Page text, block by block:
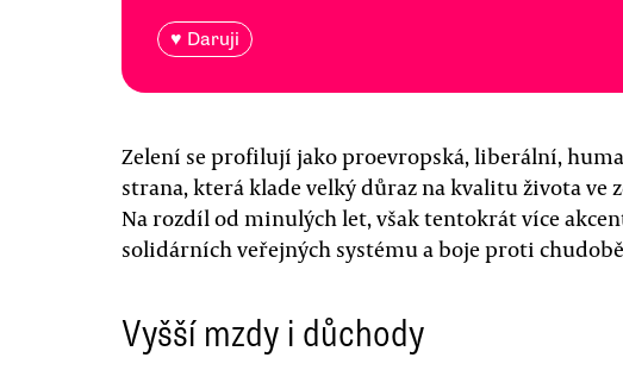
♥ Daruji
Zelení se profilují jako proevropská, liberální,
strana, která klade velký důraz na kvalitu života
Na rozdíl od minulých let, však tentokrát více
solidárních veřejných systému a boje proti
Vyšší mzdy i důchody